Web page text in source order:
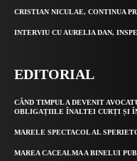
CRISTIAN NICULAE, CONTINUA
INTERVIU CU AURELIA DAN,
EDITORIAL
CÂND TIMPUL A DEVENIT
OBLIGAȚIILE ÎNALTEI CURȚI ȘI
MARELE SPECTACOL AL
MAREA CACEALMA A BINELUI